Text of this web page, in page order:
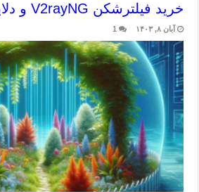
خرید فیلترشکن V2rayNG و دلایل محبوبیت آن
آبان ۸, ۱۴۰۳ 1